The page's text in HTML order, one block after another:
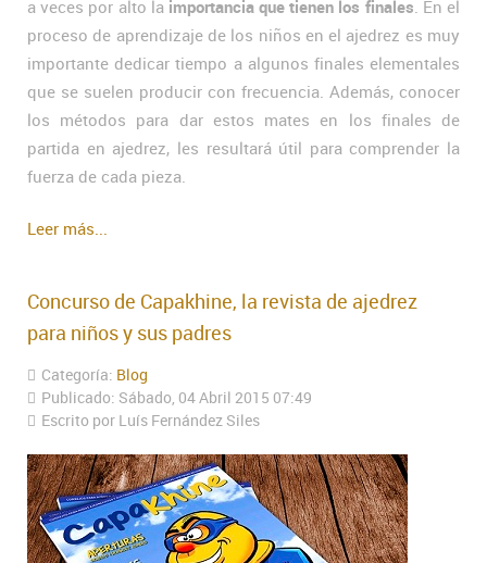
a veces por alto la importancia que tienen los finales . En el
proceso de aprendizaje de los niños en el ajedrez es muy
importante dedicar tiempo a algunos finales elementales
que se suelen producir con frecuencia. Además, conocer
los métodos para dar estos mates en los finales de
partida en ajedrez, les resultará útil para comprender la
fuerza de cada pieza.
Leer más...
Concurso de Capakhine, la revista de ajedrez
para niños y sus padres
Categoría: Blog
Publicado: Sábado, 04 Abril 2015 07:49
Escrito por Luís Fernández Siles